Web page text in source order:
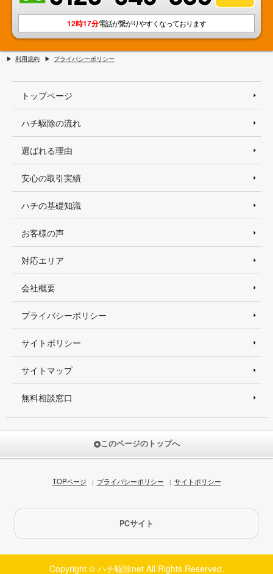
12時17分電話が繋がりやすくなっております
利用規約 プライバシーポリシー
トップページ
ハチ駆除の流れ
選ばれる理由
安心の取引実績
ハチの基礎知識
お客様の声
対応エリア
会社概要
プライバシーポリシー
サイトポリシー
サイトマップ
無料相談窓口
このページのトップへ
TOPページ プライバシーポリシー サイトポリシー
PCサイト
Copyright © ハチ駆除net All Rights Reserved.